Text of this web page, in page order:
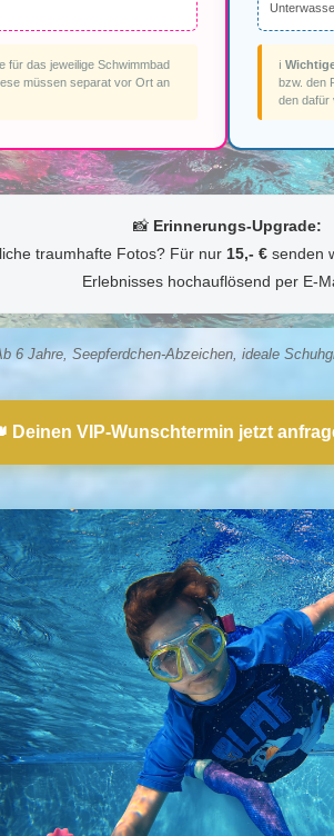
für das jeweilige Schwimmbad
müssen separat vor Ort an
ℹ️
bzw. den
den dafür
📸 Erinnerungs-Upgrade:
traumhafte Fotos? Für nur 15,- €senden
Erlebnisses hochauflösend per E-
6 Jahre, Seepferdchen-Abzeichen, ideale
Deinen VIP-Wunschtermin jetzt